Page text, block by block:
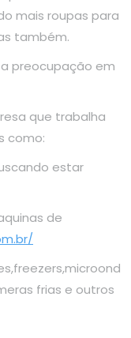
mais roupas para
também.
preocupação em
que trabalha
como:
estar
de
frias e outros